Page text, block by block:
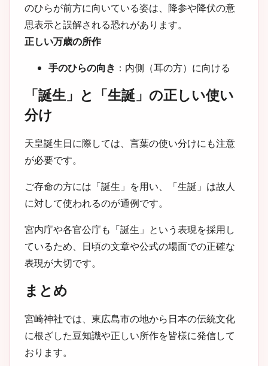
のひらが前方に向いている姿は、降参や降伏の意
思表示と誤解される恐れがあります。
正しい万歳の所作
手のひらの向き ：内側（耳の方）に向ける
「誕生」と「生誕」の正しい使い
分け
天皇誕生日に際しては、言葉の使い分けにも注意
が必要です。
ご存命の方には「誕生」を用い、「生誕」は故人
に対して使われるのが通例です。
宮内庁や各官公庁も「誕生」という表現を採用し
ているため、日頃の文章や公式の場面での正確な
表現が大切です。
まとめ
宮崎神社では、東広島市の地から日本の伝統文化
に根ざした豆知識や正しい所作を皆様に発信して
おります。